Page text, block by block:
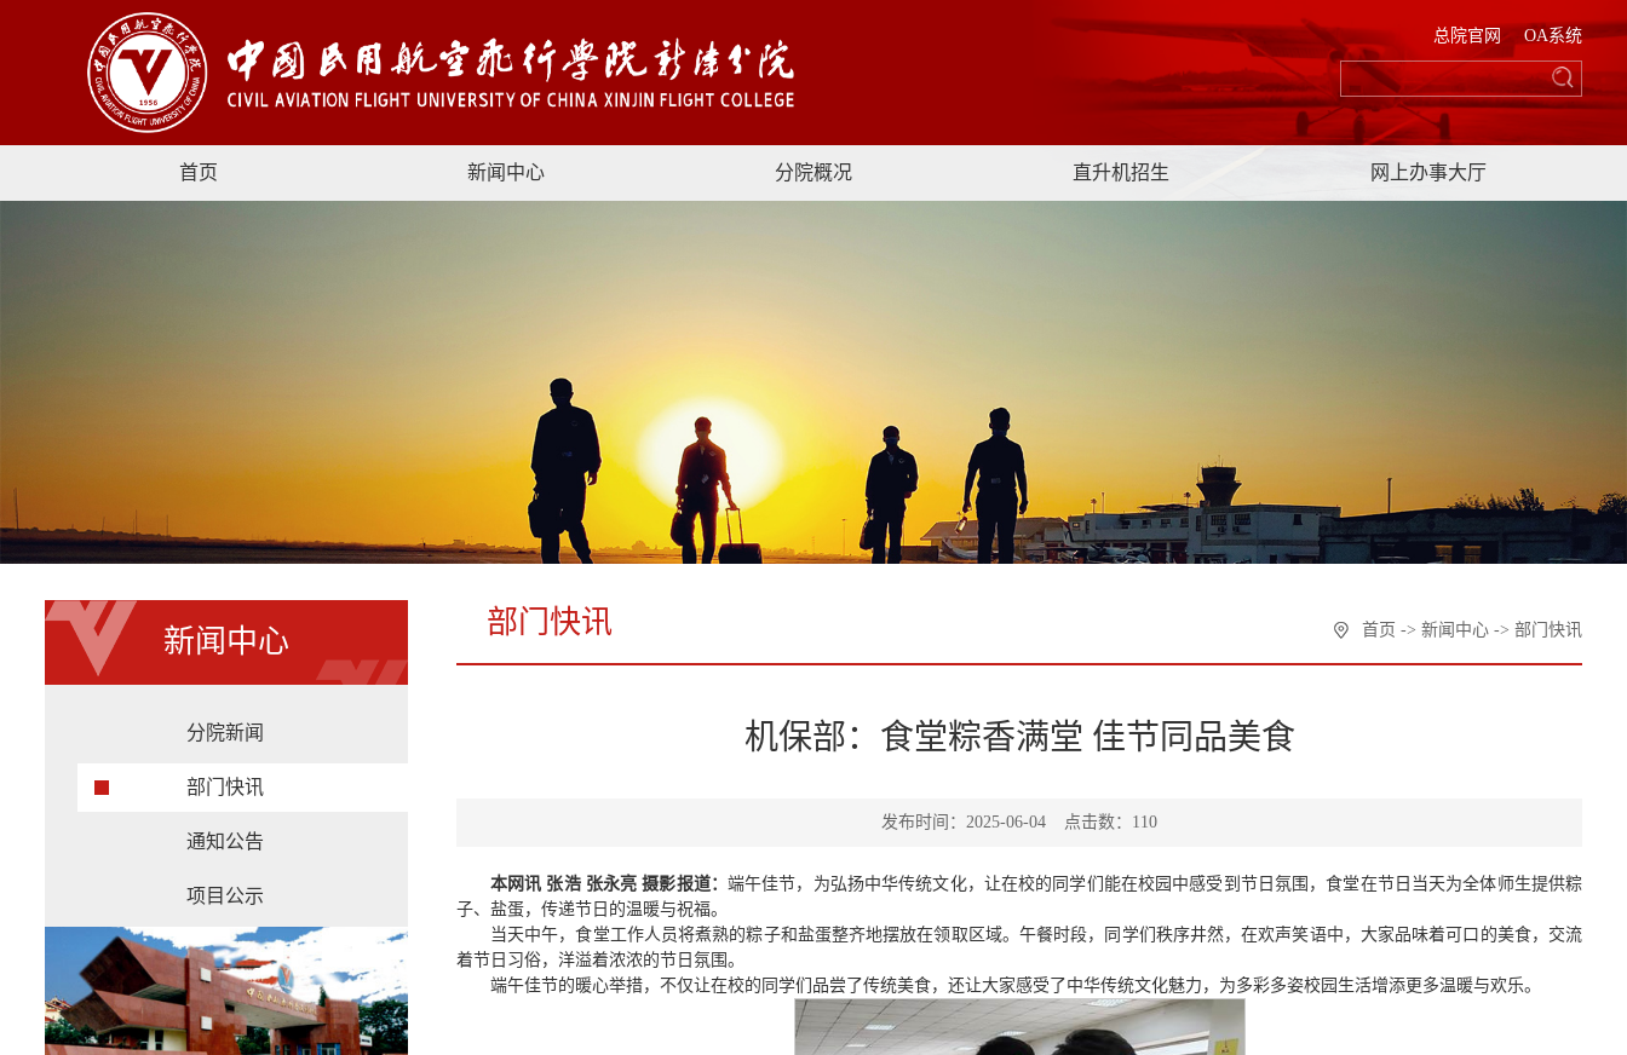
总院官网 OA系统
首页 新闻中心 分院概况 直升机招生 网上办事大厅
新闻中心
分院新闻
部门快讯
通知公告
项目公示
部门快讯 首页 -> 新闻中心 -> 部门快讯
机保部：食堂粽香满堂 佳节同品美食
发布时间：2025-06-04 点击数：110
本网讯 张浩 张永亮 摄影报道： 端午佳节，为弘扬中华传统文化，让在校的同学们能在校园中感受到节日氛围，食堂在节日当天为全体师生提供粽
子、盐蛋，传递节日的温暖与祝福。
当天中午，食堂工作人员将煮熟的粽子和盐蛋整齐地摆放在领取区域。午餐时段，同学们秩序井然，在欢声笑语中，大家品味着可口的美食，交流
着节日习俗，洋溢着浓浓的节日氛围。
端午佳节的暖心举措，不仅让在校的同学们品尝了传统美食，还让大家感受了中华传统文化魅力，为多彩多姿校园生活增添更多温暖与欢乐。